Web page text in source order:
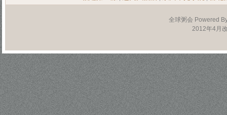
全球粥会 Powered
2012年4月